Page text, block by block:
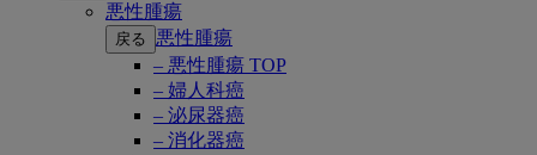
悪性腫瘍
戻る
悪性腫瘍
– 悪性腫瘍 TOP
– 婦人科癌
– 泌尿器癌
– 消化器癌